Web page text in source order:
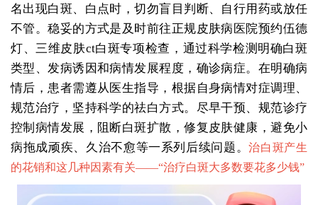
名出现白斑、白点时，切勿盲目判断、自行用药或放任
不管。稳妥的方式是及时前往正规皮肤病医院预约伍德
灯、三维皮肤ct白斑专项检查，通过科学检测明确白斑
类型、发病诱因和病情发展程度，确诊病症。在明确病
情后，患者需遵从医生指导，根据自身病情对症调理、
规范治疗，坚持科学的祛白方式。尽早干预、规范诊疗
控制病情发展，阻断白斑扩散，修复皮肤健康，避免小
病拖成顽疾、久治不愈等一系列后续问题。治白斑产生
的花销和这几种因素有关——“治疗白斑大多数要花多少钱”